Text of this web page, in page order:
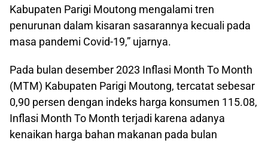
Kabupaten Parigi Moutong mengalami tren
penurunan dalam kisaran sasarannya kecuali pada
masa pandemi Covid-19,” ujarnya.
Pada bulan desember 2023 Inflasi Month To Month
(MTM) Kabupaten Parigi Moutong, tercatat sebesar
0,90 persen dengan indeks harga konsumen 115.08,
Inflasi Month To Month terjadi karena adanya
kenaikan harga bahan makanan pada bulan